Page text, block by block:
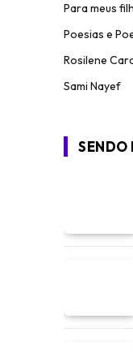
Para meus
Poesias e
Rosilene
Sami Nayef
SENDO